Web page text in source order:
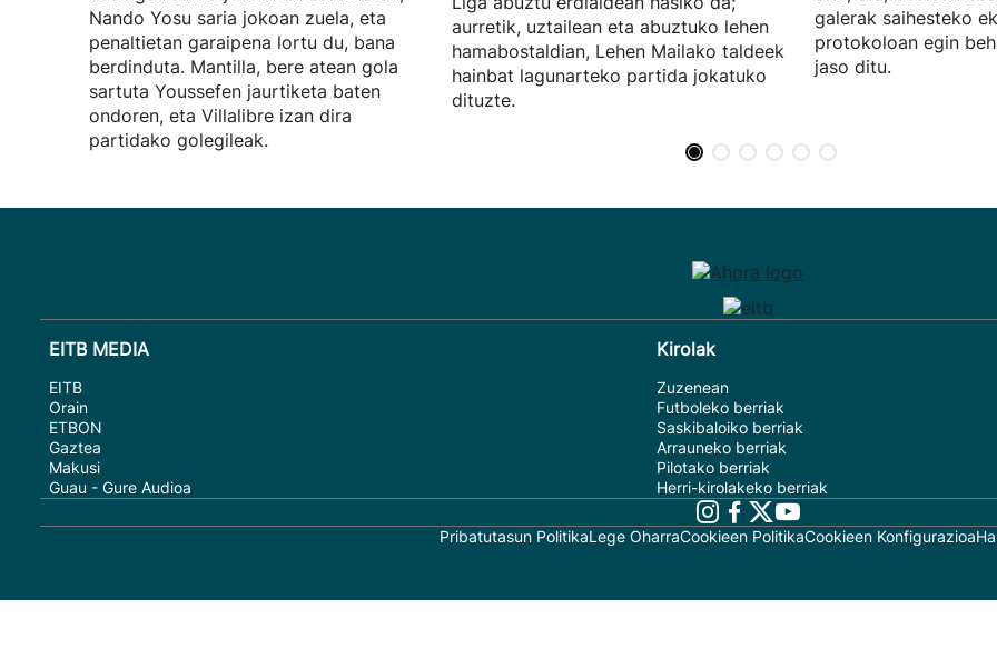
Nando Yosu saria jokoan zuela, eta
penaltietan garaipena lortu du, bana
berdinduta. Mantilla, bere atean gola
sartuta Youssefen jaurtiketa baten
ondoren, eta Villalibre izan dira
partidako golegileak.
aurretik, uztailean eta abuztuko lehen
hamabostaldian, Lehen Mailako taldeek
hainbat lagunarteko partida jokatuko
dituzte.
galerak saihesteko
protokoloan egin
jaso ditu.
EITB MEDIA
EITB
Orain
ETBON
Gaztea
Makusi
Guau - Gure Audioa
Kirolak
Zuzenean
Futboleko berriak
Saskibaloiko berriak
Arrauneko berriak
Pilotako berriak
Herri-kirolakeko berriak
Pribatutasun PolitikaLege OharraCookieen PolitikaCookieen Konfigurazioa